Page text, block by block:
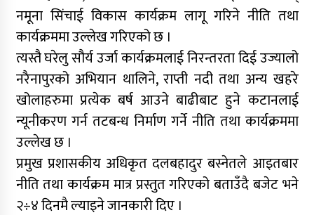
नमूना सिंचाई विकास कार्यक्रम लागू गरिने नीति तथा
कार्यक्रममा उल्लेख गरिएको छ ।
त्यस्तै घरेलु सौर्य उर्जा कार्यक्रमलाई निरन्तरता दिई उज्यालो
नरैनापुरको अभियान थालिने, राप्ती नदी तथा अन्य खहरे
खोलाहरुमा प्रत्येक बर्ष आउने बाढीबाट हुने कटानलाई
न्यूनीकरण गर्न तटबन्ध निर्माण गर्ने नीति तथा कार्यक्रममा
उल्लेख छ ।
प्रमुख प्रशासकीय अधिकृत दलबहादुर बस्नेतले आइतबार
नीति तथा कार्यक्रम मात्र प्रस्तुत गरिएको बताउँदै बजेट भने
२÷४ दिनमै ल्याइने जानकारी दिए ।